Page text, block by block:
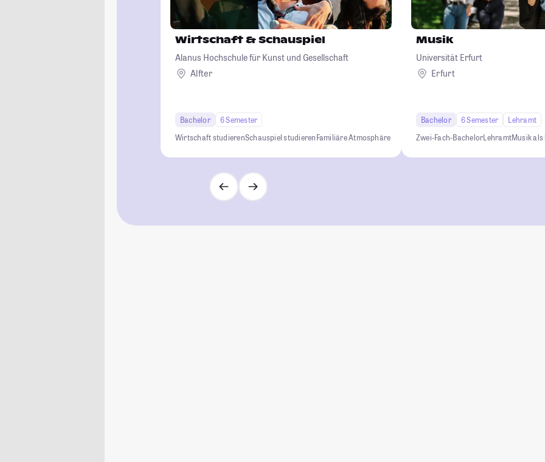
Wirtschaft & Schauspiel
Alanus Hochschule für Kunst und Gesellschaft
Alfter
Bachelor
6 Semester
Wirtschaft studierenSchauspiel studierenFamiliäre Atmosphäre
Musik
Universität Erfurt
Erfurt
Bachelor 6 Semester
Lehramt
Zwei-Fach-BachelorLehramtMusik als